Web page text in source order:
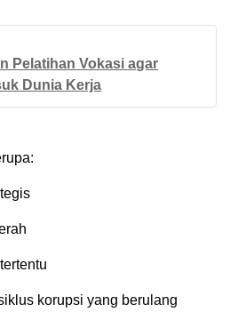
Pelatihan Vokasi agar
Dunia Kerja
korupsi yang berulang